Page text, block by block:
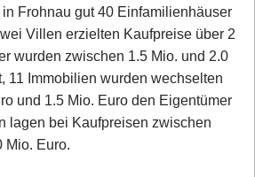
Frohnau gut 40 Einfamilienhäuser
Villen erzielten Kaufpreise über 2
wurden zwischen 1.5 Mio. und 2.0
11 Immobilien wurden wechselten
und 1.5 Mio. Euro den Eigentümer
lagen bei Kaufpreisen zwischen
Mio. Euro.